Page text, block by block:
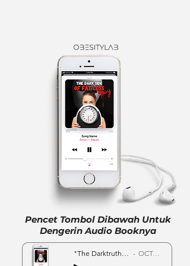
Pencet Tombol Dibawah Untuk
Dengerin Audio Booknya
"The Darktruth About Fatloss" AUDIOBOOK OCTAVIO FERNANDO